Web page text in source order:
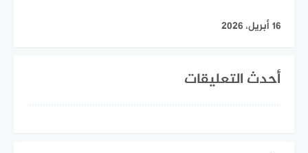
16 أبريل، 2026
أحدث التعليقات